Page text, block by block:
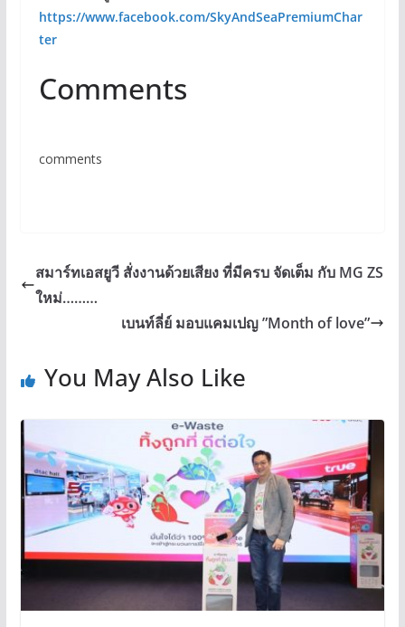
https://www.facebook.com/SkyAndSeaPremiumChar
ter
Comments
comments
สมาร์ทเอสยูวี สั่งงานด้วยเสียง ที่มีครบ จัดเต็ม กับ MG ZS
ใหม่………
เบนท์ลี่ย์ มอบแคมเปญ ”Month of love”
You May Also Like